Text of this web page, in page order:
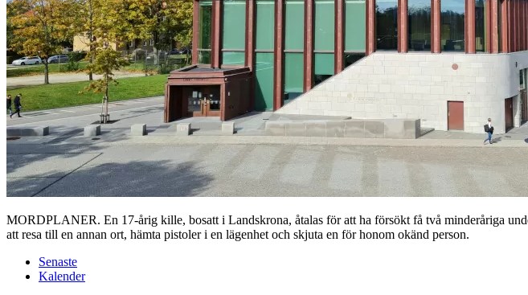
MORDPLANER. En 17-årig kille, bosatt i Landskrona, åtalas för att ha försökt få två minderåriga
att resa till en annan ort, hämta pistoler i en lägenhet och skjuta en för honom okänd person.
Senaste
Kalender